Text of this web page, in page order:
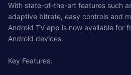
With state-of-the-art features such
adaptive bitrate, easy controls and
Android TV app is now available for
Android devices.
Key Features: